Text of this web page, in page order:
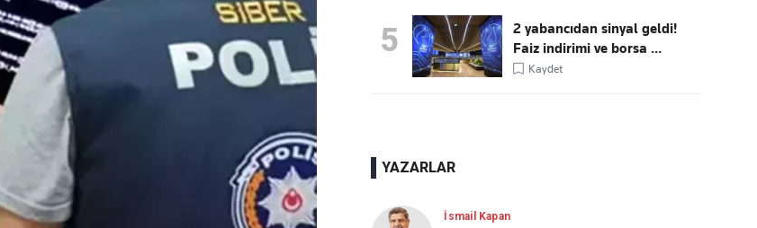
5
2 yabancıdan sinyal geldi!
Faiz indirimi ve borsa ...
Kaydet
YAZARLAR
İsmail Kapan